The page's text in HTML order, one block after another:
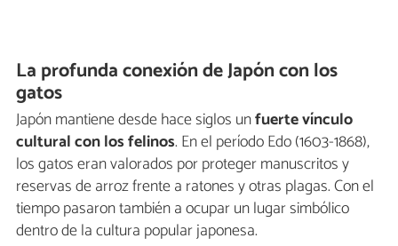
La profunda conexión de Japón con los
gatos
Japón mantiene desde hace siglos unfuerte vínculo
cultural con los felinos. En el período Edo (1603-1868),
los gatos eran valorados por proteger manuscritos y
reservas de arroz frente a ratones y otras plagas. Con el
tiempo pasaron también a ocupar un lugar simbólico
dentro de la cultura popular japonesa.